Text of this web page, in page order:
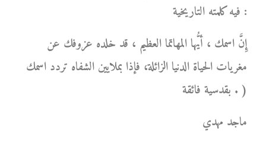
فيه كلمته التاريخية :
إِنَّ اسمك ، أيُّها المهاتما العظيم ، قد خلده عزوفك عن
مغريات الحياة الدنيا الزائلة، فإذا بملايين الشفاه تردد اسمك
بقدسية فائقة . )
ماجد مهدي